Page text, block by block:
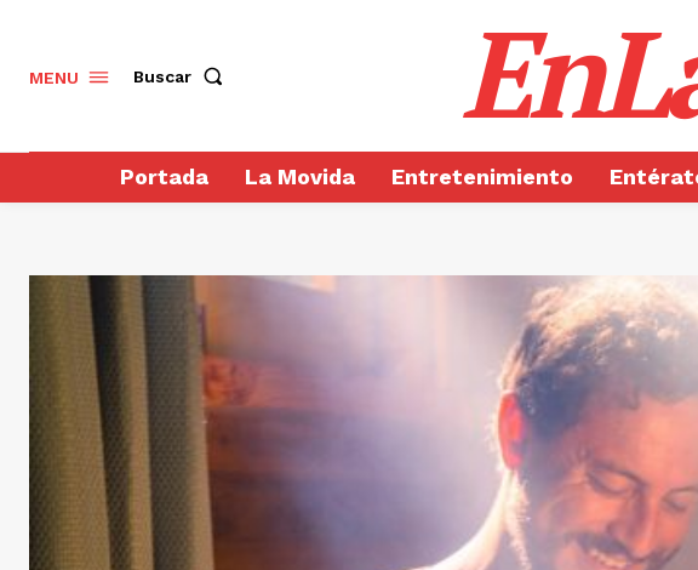
MENU Buscar
Portada La Movida Entretenimiento